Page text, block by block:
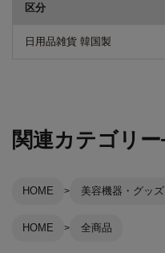
区分
日用品雑貨 韓国製
関連カテゴリー
HOME 美容機器・グッズ
HOME 全商品